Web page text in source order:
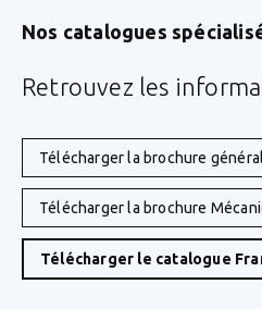
Nos catalogues
Retrouvez les
Télécharger la brochure
Télécharger la brochure
Télécharger le catalogue